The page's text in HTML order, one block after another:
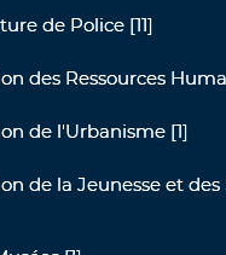
Policede Police [11]
Ressources Humaines
des Ressources
l'Urbanisme
de l'Urbanisme [1]
la Jeunesse et des Sports
de la Jeunesse et des